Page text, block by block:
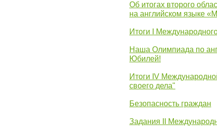
Об итогах второго
на английском языке
Итоги I
Наша Олимпиада по
Юбилей!
Итоги IV
своего дела"
Безопасность граждан
Задания II